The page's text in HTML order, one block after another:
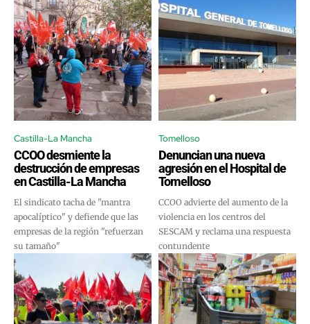
Castilla-La Mancha
CCOO desmiente la
destrucción de empresas
en Castilla-La Mancha
El sindicato tacha de "mantra
apocalíptico" y defiende que las
empresas de la región "refuerzan
su tamaño"
Tomelloso
Denuncian una nueva
agresión en el Hospital de
Tomelloso
CCOO advierte del aumento de la
violencia en los centros del
SESCAM y reclama una respuesta
contundente